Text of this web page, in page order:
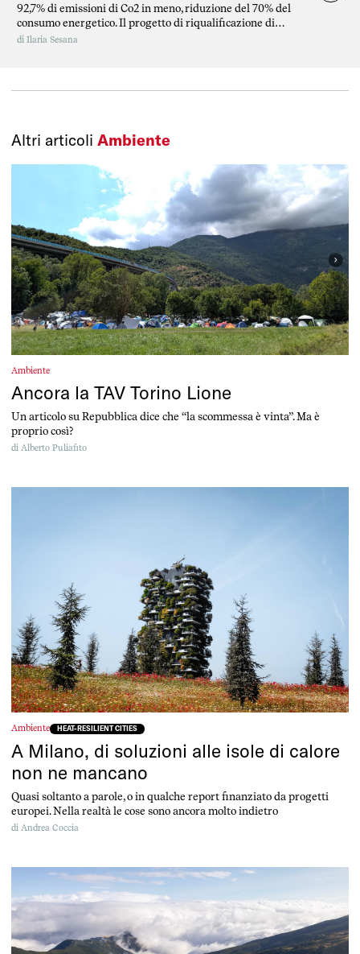
92,7% di emissioni di Co2 in meno, riduzione del 70% del
consumo energetico. Il progetto di riqualificazione di
Monterusciello e i fondi pubblici.
di Ilaria Sesana
Altri articoli Ambiente
Ambiente
Ancora la TAV Torino Lione
Un articolo su Repubblica dice che “la scommessa è vinta”. Ma è
proprio così?
di Alberto Puliafito
Ambiente HEAT-RESILIENT CITIES
A Milano, di soluzioni alle isole di calore
non ne mancano
Quasi soltanto a parole, o in qualche report finanziato da progetti
europei. Nella realtà le cose sono ancora molto indietro
di Andrea Coccia